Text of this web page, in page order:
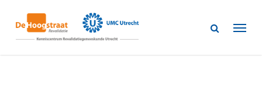
main